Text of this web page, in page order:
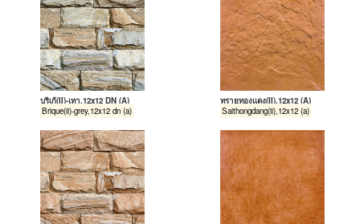
บริเก้(II)-เทา,12x12 DN (A)
Brique(ii)-grey,12x12 dn (a)
ทรายทองแดง(II),12x12 (A)
Saithongdang(ii),12x12 (a)